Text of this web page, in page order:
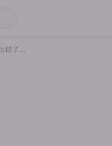
錯了...